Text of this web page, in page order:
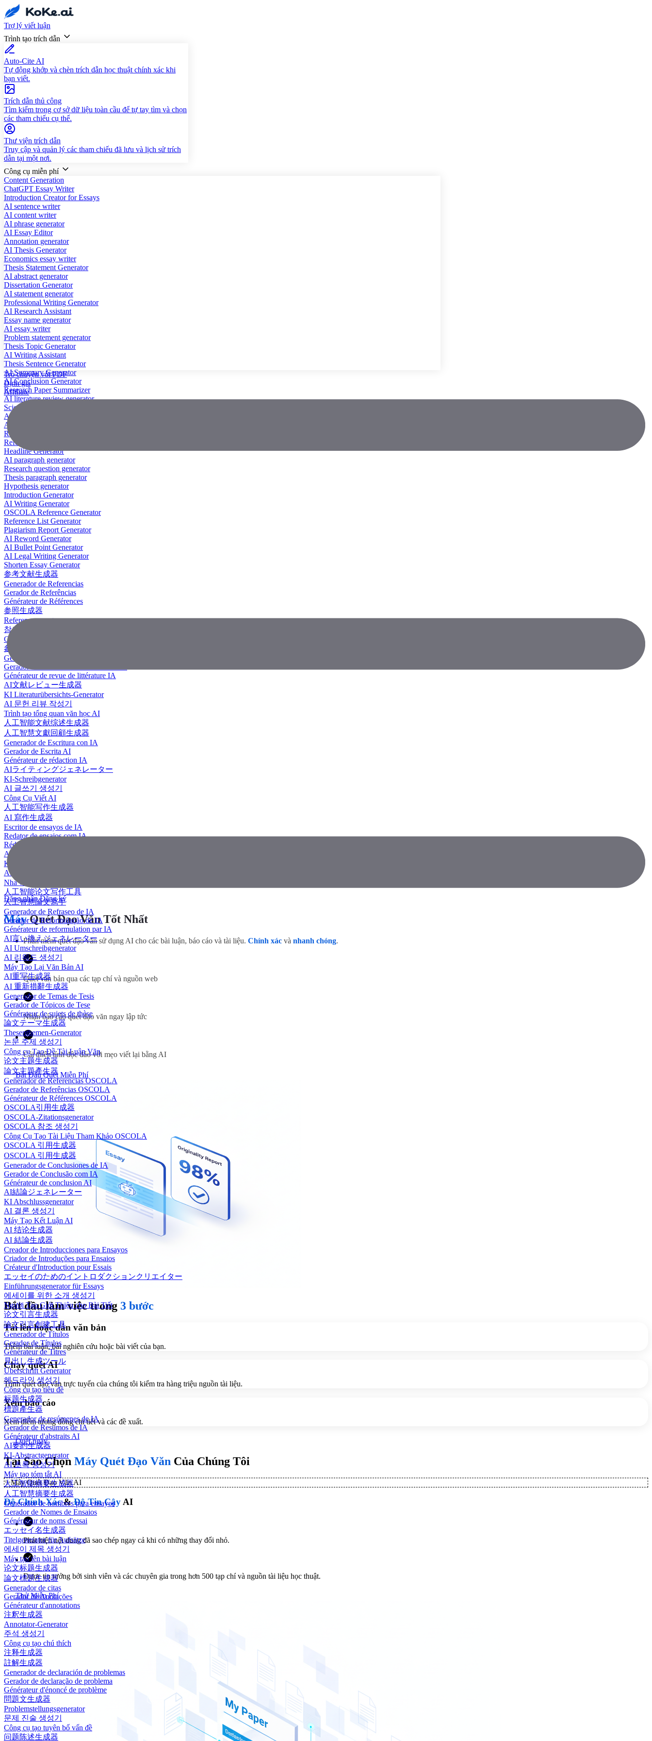
Trợ lý viết luận
Trình tạo trích dẫn
Auto-Cite AI
Tự động khớp và chèn trích dẫn học thuật chính xác khi
bạn viết.
Trích dẫn thủ công
Tìm kiếm trong cơ sở dữ liệu toàn cầu để tự tay tìm và chọn
các tham chiếu cụ thể.
Thư viện trích dẫn
Truy cập và quản lý các tham chiếu đã lưu và lịch sử trích
dẫn tại một nơi.
Công cụ miễn phí
Content Generation
ChatGPT Essay Writer
Introduction Creator for Essays
AI sentence writer
AI content writer
AI phrase generator
AI Essay Editor
Annotation generator
AI Thesis Generator
Economics essay writer
Thesis Statement Generator
AI abstract generator
Dissertation Generator
AI statement generator
Professional Writing Generator
AI Research Assistant
Essay name generator
AI essay writer
Problem statement generator
Thesis Topic Generator
AI Writing Assistant
Thesis Sentence Generator
AI Summary Generator
AI Conclusion Generator
Research Paper Summarizer
AI literature review generator
Scientific Paper Summarizer
AI case study generator
AI Research Paper Generator
Research Title Generator
Reference Generator
Headline Generator
AI paragraph generator
Research question generator
Thesis paragraph generator
Hypothesis generator
Introduction Generator
AI Writing Generator
OSCOLA Reference Generator
Reference List Generator
Plagiarism Report Generator
AI Reword Generator
AI Bullet Point Generator
AI Legal Writing Generator
Shorten Essay Generator
参考文献生成器
Generador de Referencias
Gerador de Referências
Générateur de Références
参照生成器
Referenzgenerator
참조 생성기
Công Cụ Tạo Tài Liệu Tham Khảo
參考文獻生成器
Generador de revisión literaria con IA
Gerador de Revisão de Literatura em IA
Générateur de revue de littérature IA
AI文献レビュー生成器
KI Literaturübersichts-Generator
AI 문헌 리뷰 작성기
Trình tạo tổng quan văn học AI
人工智能文献综述生成器
人工智慧文獻回顧生成器
Generador de Escritura con IA
Gerador de Escrita AI
Générateur de rédaction IA
AIライティングジェネレーター
KI-Schreibgenerator
AI 글쓰기 생성기
Công Cụ Viết AI
人工智能写作生成器
AI 寫作生成器
Escritor de ensayos de IA
Redator de ensaios com IA
Rédacteur d'essais IA
AIエッセイライター
KI Essay-Schreiber
AI 에세이 작성기
Nhà văn luận văn AI
人工智能论文写作工具
人工智慧論文寫手
Generador de Refraseo de IA
Gerador de Reformulação de IA
Générateur de reformulation par IA
AI言い換えジェネレーター
AI Umschreibgenerator
AI 리워드 생성기
Máy Tạo Lại Văn Bản AI
AI重写生成器
AI 重新措辭生成器
Generador de Temas de Tesis
Gerador de Tópicos de Tese
Générateur de sujets de thèse
論文テーマ生成器
Thesenthemen-Generator
논문 주제 생성기
Công cụ Tạo Đề Tài Luận Văn
论文主题生成器
論文主題產生器
Generador de Referencias OSCOLA
Gerador de Referências OSCOLA
Générateur de Références OSCOLA
OSCOLA引用生成器
OSCOLA-Zitationsgenerator
OSCOLA 참조 생성기
Công Cụ Tạo Tài Liệu Tham Khảo OSCOLA
OSCOLA 引用生成器
OSCOLA 引用生成器
Generador de Conclusiones de IA
Gerador de Conclusão com IA
Générateur de conclusion AI
AI結論ジェネレーター
KI Abschlussgenerator
AI 결론 생성기
Máy Tạo Kết Luận AI
AI 结论生成器
AI 結論生成器
Creador de Introducciones para Ensayos
Criador de Introduções para Ensaios
Créateur d'Introduction pour Essais
エッセイのためのイントロダクションクリエイター
Einführungsgenerator für Essays
에세이를 위한 소개 생성기
Người Tạo Giới Thiệu cho Bài Tiết
论文引言生成器
論文引言創建工具
Generador de Títulos
Gerador de Títulos
Générateur de Titres
見出し生成ツール
Überschrift Generator
헤드라인 생성기
Công cụ tạo tiêu đề
标题生成器
標題產生器
Generador de resúmenes de IA
Gerador de Resumos de IA
Générateur d'abstraits AI
AI要約生成器
KI-Abstractgenerator
AI 초록 생성기
Máy tạo tóm tắt AI
人工智能摘要生成器
人工智慧摘要生成器
Generador de nombres para ensayos
Gerador de Nomes de Ensaios
Générateur de noms d'essai
エッセイ名生成器
Titelgenerator für Aufsätze
에세이 제목 생성기
Máy tạo tên bài luận
论文标题生成器
論文標題生成器
Generador de citas
Gerador de Anotações
Générateur d'annotations
注釈生成器
Annotator-Generator
주석 생성기
Công cụ tạo chú thích
注释生成器
註解生成器
Generador de declaración de problemas
Gerador de declaração de problema
Générateur d'énoncé de problème
問題文生成器
Problemstellungsgenerator
문제 진술 생성기
Công cụ tạo tuyên bố vấn đề
问题陈述生成器
Trò chuyện với PDF
Định giá
Affiliate
Đăng nhậpĐăng ký
MáyQuét Đạo Văn Tốt Nhất
Phần mềm quét đạo văn sử dụng AI cho các bài luận, báo cáo và tài liệu. Chính xác và nhanh chóng.
Quét văn bản qua các tạp chí và nguồn web
Nhận báo cáo quét đạo văn ngay lập tức
Cải thiện tính độc đáo với mẹo viết lại bằng AI
Bắt Đầu Quét Miễn Phí
Bắt đầu làm việc trong 3 bước
Tải lên hoặc dán văn bản
Thêm bài luận, bài nghiên cứu hoặc bài viết của bạn.
Chạy quét AI
Trình quét đạo văn trực tuyến của chúng tôi kiểm tra hàng triệu nguồn tài liệu.
Xem báo cáo
Xem điểm tương đồng chi tiết và các đề xuất.
Quét ngay
Tại Sao Chọn Máy Quét Đạo Văn Của Chúng Tôi
✨Máy Quét Đạo Văn AI
Độ Chính Xác&Độ Tin Cậy AI
Phát hiện nội dung đã sao chép ngay cả khi có những thay đổi nhỏ.
Được tin tưởng bởi sinh viên và các chuyên gia trong hơn 500 tạp chí và nguồn tài liệu học thuật.
Thử Miễn Phí